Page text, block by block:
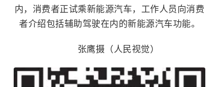
内，消费者正试乘新能源汽车，工作人员向消费
者介绍包括辅助驾驶在内的新能源汽车功能。
张鹰摄（人民视觉）